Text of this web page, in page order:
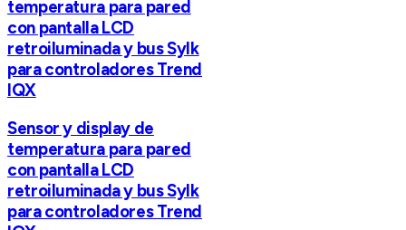
temperatura para pared
con pantalla LCD
retroiluminada y bus Sylk
para controladores Trend
IQX
Sensor y display de
temperatura para pared
con pantalla LCD
retroiluminada y bus Sylk
para controladores Trend